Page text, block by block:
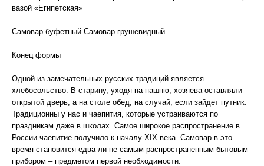
вазой «Египетская»
Самовар буфетный Самовар грушевидный
Конец формы
Одной из замечательных русских традиций является
хлебосольство. В старину, уходя на пашню, хозяева оставляли
открытой дверь, а на столе обед, на случай, если зайдет путник.
Традиционны у нас и чаепития, которые устраиваются по
праздникам даже в школах. Самое широкое распространение в
России чаепитие получило к началу XIX века. Самовар в это
время становится едва ли не самым распространенным бытовым
прибором – предметом первой необходимости.